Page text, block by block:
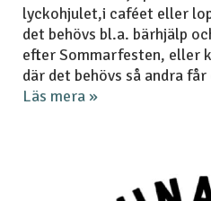
lyckohjulet,i caféet eller
det behövs bl.a. bärhjälp
efter Sommarfesten, eller
där det behövs så andra får
Läs mera »